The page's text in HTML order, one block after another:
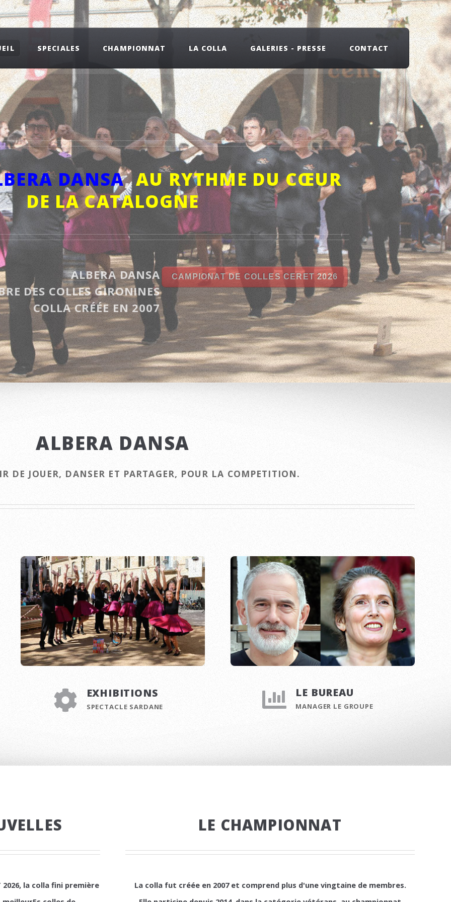
SPECIALES CHAMPIONNAT LA COLLA GALERIES - PRESSE CONTACT
DANSA,AU RYTHME DU CŒUR
DE LA CATALOGNE
ALBERA DANSA
DES COLLES GIRONINES
COLLA CRÉÉE EN 2007
CAMPIONAT DE COLLES CERET 2026
ALBERA DANSA
DE JOUER, DANSER ET PARTAGER, POUR LA COMPETITION.
EXHIBITIONS
SPECTACLE SARDANE
LE BUREAU
MANAGER LE GROUPE
2026, la colla fini première
LE CHAMPIONNAT
La colla fut créée en 2007 et comprend plus d'une vingtaine de membres.